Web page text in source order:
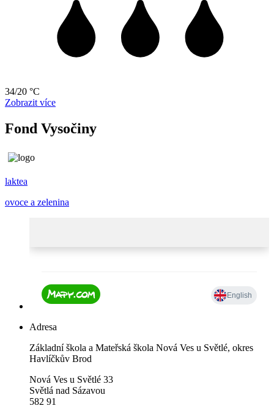
34/20 °C
Zobrazit více
Fond Vysočiny
laktea
ovoce a zelenina
Adresa
Základní škola a Mateřská škola Nová Ves u Světlé, okres
Havlíčkův Brod
Nová Ves u Světlé 33
Světlá nad Sázavou
582 91